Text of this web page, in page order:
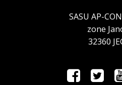
SASU AP-
zone
32360